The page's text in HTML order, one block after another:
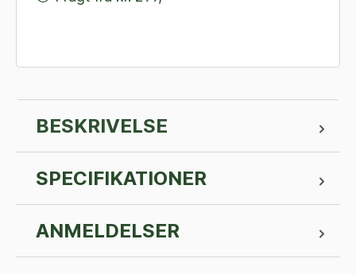
BESKRIVELSE
SPECIFIKATIONER
ANMELDELSER